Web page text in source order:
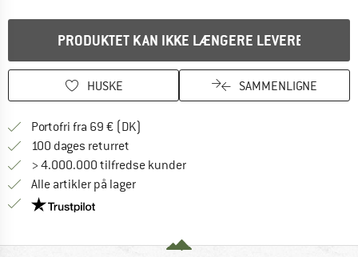
PRODUKTET KAN IKKE LÆNGERE LEVERES
HUSKE SAMMENLIGNE
Portofri fra 69 € (DK)
100 dages returret
> 4.000.000 tilfredse kunder
Alle artikler på lager
Vi er Trustpilot-certificeret - oplysningerne får du